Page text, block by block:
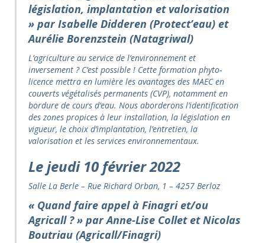
législation, implantation et valorisation
» par Isabelle Didderen (Protect’eau) et
Aurélie Borenzstein (Natagriwal)
L’agriculture au service de l’environnement et
inversement ? C’est possible ! Cette formation phyto-
licence mettra en lumière les avantages des MAEC en
couverts végétalisés permanents (CVP), notamment en
bordure de cours d’eau. Nous aborderons l’identification
des zones propices à leur installation, la législation en
vigueur, le choix d’implantation, l’entretien, la
valorisation et les services environnementaux.
Le jeudi 10 février2022
Salle La Berle – Rue Richard Orban, 1 – 4257 Berloz
« Quand faire appel à Finagri et/ou
Agricall ? » par Anne-Lise Collet et Nicolas
Boutriau (Agricall/Finagri)